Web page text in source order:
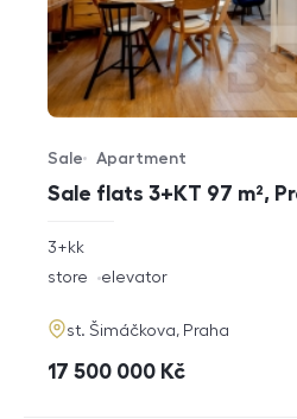
Sale flats 3+KT 97 m²,
Offer type
Sale
Property type
Apartment
rozměry
disposition
3+kk
funkce
store elevator
adresa
st. Šimáčkova, Praha
cena
17 500 000 Kč